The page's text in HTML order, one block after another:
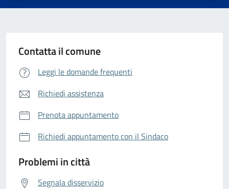
Contatta il comune
Leggi le domande frequenti
Richiedi assistenza
Prenota appuntamento
Richiedi appuntamento con il Sindaco
Problemi in città
Segnala disservizio